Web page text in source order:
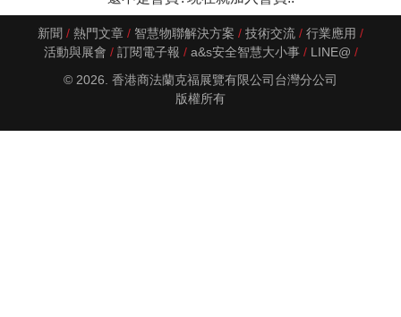
新聞 熱門文章 智慧物聯解決方案 技術交流
行業應用
活動與展會
訂閱電子報 a&s安全智慧大小事
LINE@
© 2026. 香港商法蘭克福展覽有限公司台灣分公司
版權所有